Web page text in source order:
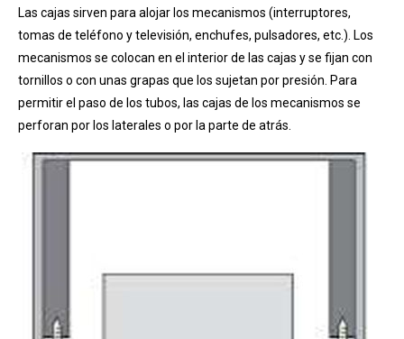
Las cajas sirven para alojar los mecanismos (interruptores,
tomas de teléfono y televisión, enchufes, pulsadores, etc.). Los
mecanismos se colocan en el interior de las cajas y se fijan con
tornillos o con unas grapas que los sujetan por presión. Para
permitir el paso de los tubos, las cajas de los mecanismos se
perforan por los laterales o por la parte de atrás.